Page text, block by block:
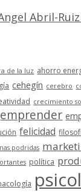
Abril-
de la luz ahorro
cehegín cerebro
crecimiento
emprender
felicidad
podridas
política